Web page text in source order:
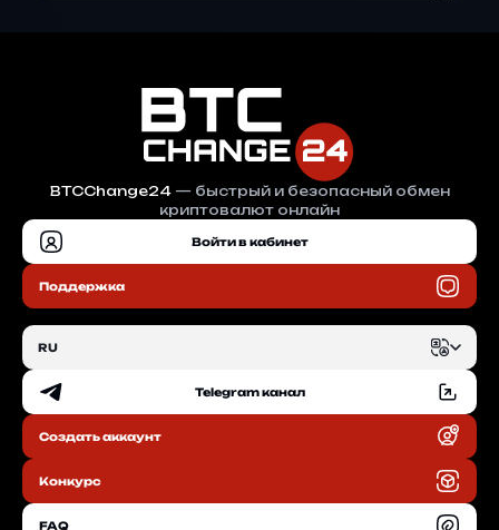
BTCChange24— быстрый и безопасный обмен
криптовалют онлайн
Войти в кабинет
Поддержка
RU
EN Telegram канал
Создать аккаунт
Конкурс
FAQ